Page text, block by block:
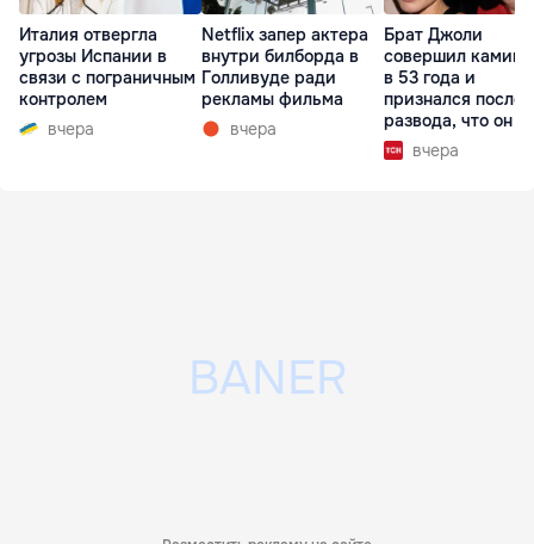
Италия отвергла
угрозы Испании в
связи с пограничным
контролем
вчера
Netflix запер актера
внутри билборда в
Голливуде ради
рекламы фильма
вчера
Брат Джоли
совершил
в 53 года и
признался после
развода, что он
вчера